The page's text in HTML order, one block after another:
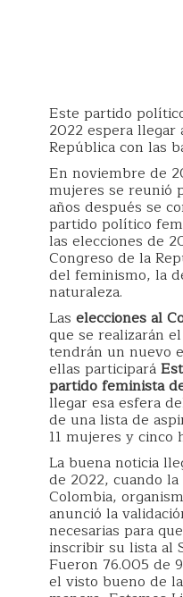
Este partido
2022 espera llegar
República con las
En noviembre de
mujeres se reunió
años después se
partido político
las elecciones de
Congreso de la
del feminismo, la
naturaleza.
Las elecciones al
que se realizarán
tendrán un nuevo
ellas participará
partido feminista
llegar esa esfera
de una lista de
11 mujeres y cinco
La buena noticia
de 2022, cuando
Colombia,
anunció la
necesarias para
inscribir su lista al
Fueron 76.005 de
el visto bueno de